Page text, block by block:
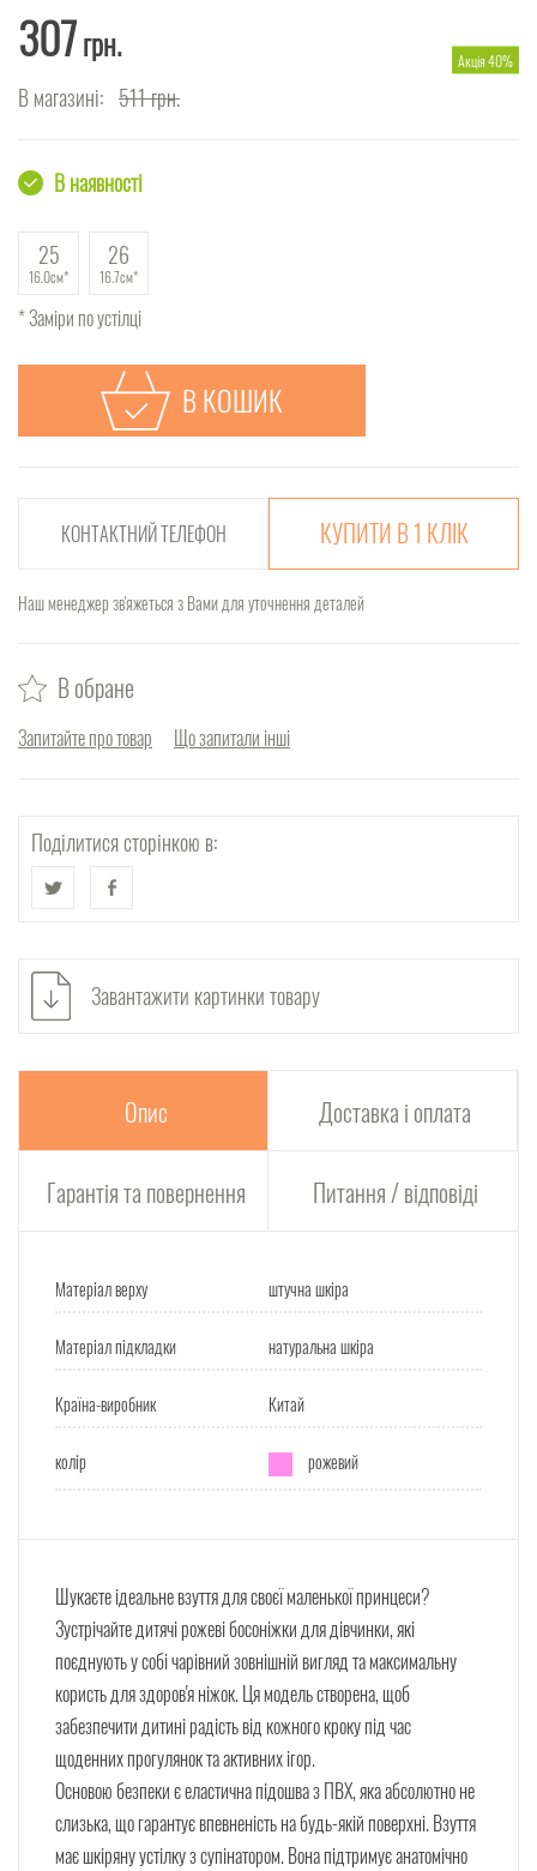
307грн.
В магазині: 511грн.
Акція 40%
В наявності
25
16.0см
26
16.7см
* Заміри по устілці
В КОШИК
КУПИТИ В 1 КЛІК
Наш менеджер зв'яжеться з Вами для уточнення деталей
В обране
Запитайте про товар Що запитали інші
Поділитися сторінкою в:
Завантажити картинки товару
Опис Доставка і оплата
Гарантія та повернення Питання / відповіді
Матеріал верху штучна шкіра
Матеріал підкладки натуральна шкіра
Країна-виробник Китай
колір рожевий
Шукаєте ідеальне взуття для своєї маленької принцеси?
Зустрічайте дитячі рожеві босоніжки для дівчинки, які
поєднують у собі чарівний зовнішній вигляд та максимальну
користь для здоров'я ніжок. Ця модель створена, щоб
забезпечити дитині радість від кожного кроку під час
щоденних прогулянок та активних ігор.
Основою безпеки є еластична підошва з ПВХ, яка абсолютно не
слизька, що гарантує впевненість на будь-якій поверхні. Взуття
має шкіряну устілку з супінатором. Вона підтримує анатомічно